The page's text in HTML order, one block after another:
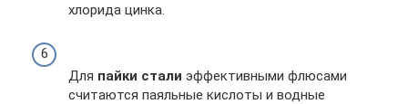
хлорида цинка.
Для пайки стали эффективными флюсами
считаются паяльные кислоты и водные